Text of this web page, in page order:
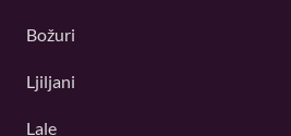
Božuri
Ljiljani
Lale